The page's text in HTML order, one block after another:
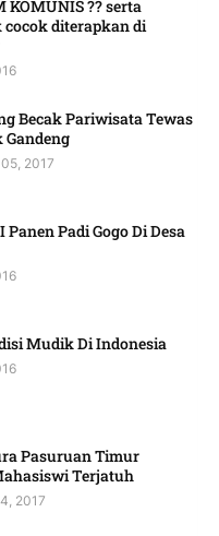
KOMUNIS ?? serta
cocok diterapkan di
Becak Pariwisata Tewas
2017
Padi Gogo Di Desa
Mudik Di Indonesia
Pasuruan Timur
Terjatuh
2017